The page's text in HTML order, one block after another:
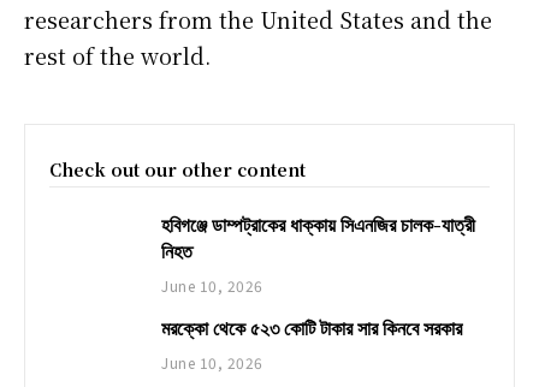
researchers from the United States and the
rest of the world.
Check out our other content
হবিগঞ্জে ডাম্পট্রাকের ধাক্কায় সিএনজির চালক-যাত্রী
নিহত
June 10, 2026
মরক্কো থেকে ৫২৩ কোটি টাকার সার কিনবে সরকার
June 10, 2026